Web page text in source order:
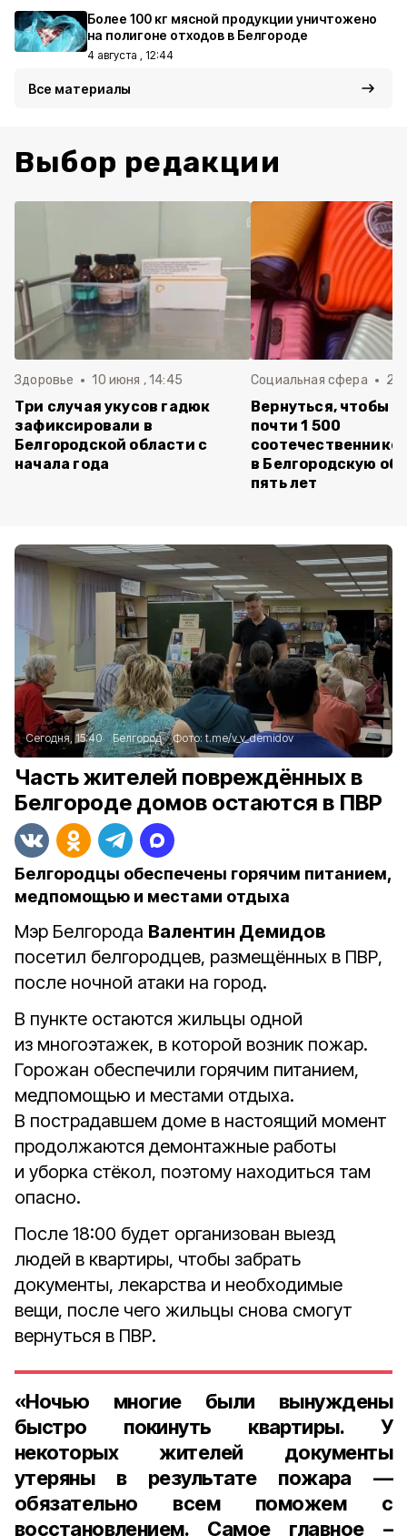
Более 100 кг мясной продукции уничтожено
на полигоне отходов в Белгороде
4 августа , 12:44
Все материалы
Выбор редакции
Здоровье 10 июня , 14:45
Три случая укусов гадюк
зафиксировали в
Белгородской области с
начала года
Социальная сфера 20
Вернуться, чтобы
почти 1 500
в Белгородскую
пять лет
Сегодня, 15:40 Белгород Фото: t.me/v_v_demidov
Часть жителей повреждённых в
Белгороде домов остаются в ПВР
Белгородцы обеспечены горячим питанием,
медпомощью и местами отдыха
Мэр Белгорода Валентин Демидов
посетил белгородцев, размещённых в ПВР,
после ночной атаки на город.
В пункте остаются жильцы одной
из многоэтажек, в которой возник пожар.
Горожан обеспечили горячим питанием,
медпомощью и местами отдыха.
В пострадавшем доме в настоящий момент
продолжаются демонтажные работы
и уборка стёкол, поэтому находиться там
опасно.
После 18:00 будет организован выезд
людей в квартиры, чтобы забрать
документы, лекарства и необходимые
вещи, после чего жильцы снова смогут
вернуться в ПВР.
«Ночью многие были вынуждены
быстро покинуть квартиры. У
некоторых жителей документы
утеряны в результате пожара —
обязательно всем поможем с
восстановлением. Самое главное –